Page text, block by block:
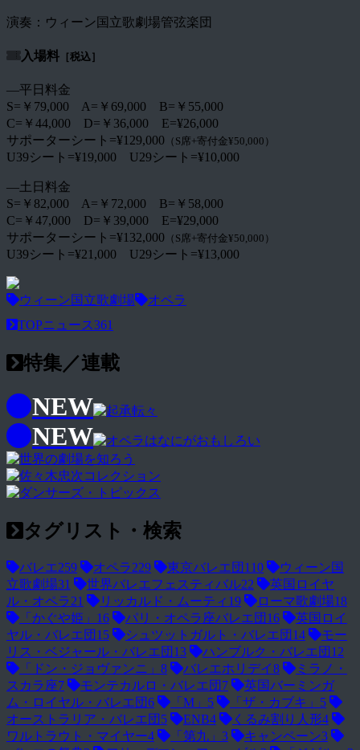
演奏：ウィーン国立歌劇場管弦楽団
入場料 ［税込］
―平日料金
S=￥79,000 A=￥69,000 B=￥55,000
C=￥44,000 D=￥36,000 E=¥26,000
サポーターシート=¥129,000 （S席+寄付金¥50,000）
U39シート=¥19,000 U29シート=¥10,000
―土日料金
S=￥82,000 A=￥72,000 B=￥58,000
C=￥47,000 D=￥39,000 E=¥29,000
サポーターシート=¥132,000 （S席+寄付金¥50,000）
U39シート=¥21,000 U29シート=¥13,000
ウィーン国立歌劇場
オペラ
TOPニュース361
特集／連載
NEW
NEW
タグリスト・検索
バレエ259 オペラ229 東京バレエ団 110
ウィーン国
立歌劇場31 世界バレエフェスティバル22
英国ロイヤ
ル・オペラ21 リッカルド・ムーティ 19 ローマ歌劇場18
「かぐや姫」 16 パリ・オペラ座バレエ団 16
英国ロイ
ヤル・バレエ団 15 シュツットガルト・バレエ団 14
モー
リス・ベジャール・バレエ団 13 ハンブルク・バレエ団 12
「ドン・ジョヴァンニ」 8 バレエホリデイ8
ミラノ・
スカラ座7 モンテカルロ・バレエ団 7
英国バーミンガ
ム・ロイヤル・バレエ団6 「M」 5 「ザ・カブキ」 5
オーストラリア・バレエ団 5 ENB4 くるみ割り人形4
ワルトラウト・マイヤー4 「第九」 3 キャンペーン3